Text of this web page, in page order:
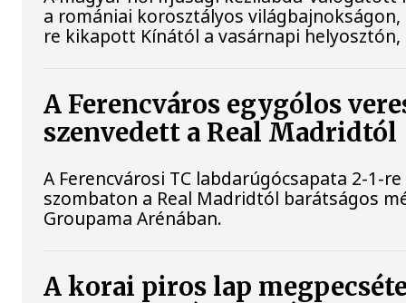
a romániai korosztályos világbajnokságon,
re kikapott Kínától a vasárnapi
A Ferencváros egygólos
szenvedett a Real Madridtól
A Ferencvárosi TC labdarúgócsapata 2-1-
szombaton a Real Madridtól barátságos
Groupama Arénában.
A korai piros lap